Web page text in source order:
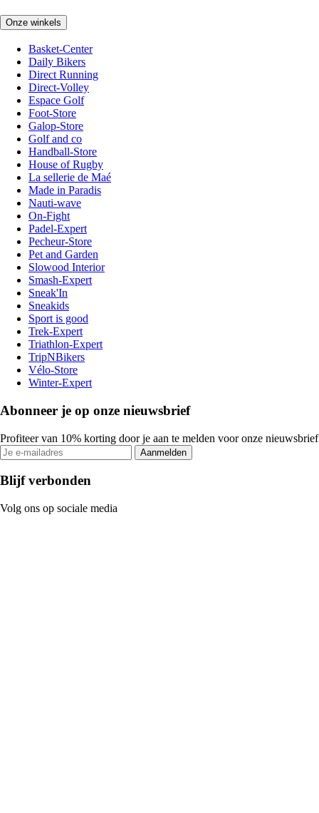
Onze winkels
Basket-Center
Daily Bikers
Direct Running
Direct-Volley
Espace Golf
Foot-Store
Galop-Store
Golf and co
Handball-Store
House of Rugby
La sellerie de Maé
Made in Paradis
Nauti-wave
On-Fight
Padel-Expert
Pecheur-Store
Pet and Garden
Slowood Interior
Smash-Expert
Sneak'In
Sneakids
Sport is good
Trek-Expert
Triathlon-Expert
TripNBikers
Vélo-Store
Winter-Expert
Abonneer je op onze nieuwsbrief
Profiteer van 10% korting door je aan te melden voor onze nieuwsbrief
Aanmelden
Blijf verbonden
Volg ons op sociale media